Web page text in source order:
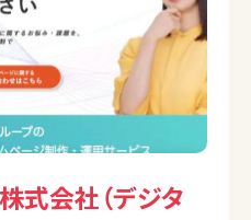
式会社（デジタ